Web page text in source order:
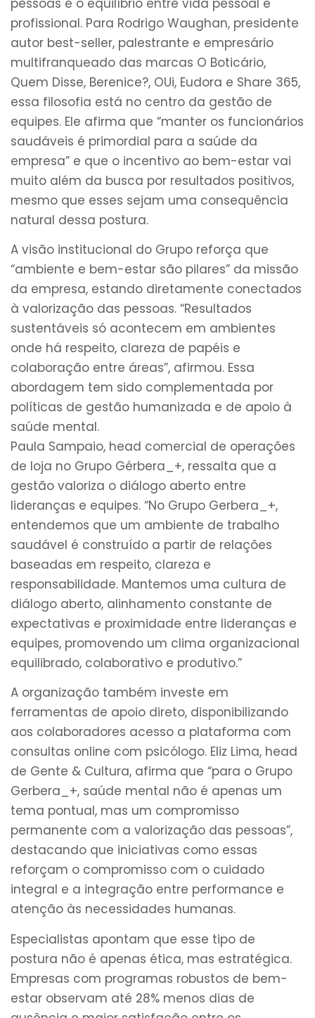
profissional. Para Rodrigo Waughan, presidente
autor best-seller, palestrante e empresário
multifranqueado das marcas O Boticário,
Quem Disse, Berenice?, OUi, Eudora e Share 365,
essa filosofia está no centro da gestão de
equipes. Ele afirma que “manter os funcionários
saudáveis é primordial para a saúde da
empresa” e que o incentivo ao bem-estar vai
muito além da busca por resultados positivos,
mesmo que esses sejam uma consequência
natural dessa postura.
A visão institucional do Grupo reforça que
“ambiente e bem-estar são pilares” da missão
da empresa, estando diretamente conectados
à valorização das pessoas. “Resultados
sustentáveis só acontecem em ambientes
onde há respeito, clareza de papéis e
colaboração entre áreas”, afirmou. Essa
abordagem tem sido complementada por
políticas de gestão humanizada e de apoio à
saúde mental.
Paula Sampaio, head comercial de operações
de loja no Grupo Gérbera_+, ressalta que a
gestão valoriza o diálogo aberto entre
lideranças e equipes. “No Grupo Gerbera_+,
entendemos que um ambiente de trabalho
saudável é construído a partir de relações
baseadas em respeito, clareza e
responsabilidade. Mantemos uma cultura de
diálogo aberto, alinhamento constante de
expectativas e proximidade entre lideranças e
equipes, promovendo um clima organizacional
equilibrado, colaborativo e produtivo.”
A organização também investe em
ferramentas de apoio direto, disponibilizando
aos colaboradores acesso a plataforma com
consultas online com psicólogo. Eliz Lima, head
de Gente & Cultura, afirma que “para o Grupo
Gerbera_+, saúde mental não é apenas um
tema pontual, mas um compromisso
permanente com a valorização das pessoas”,
destacando que iniciativas como essas
reforçam o compromisso com o cuidado
integral e a integração entre performance e
atenção às necessidades humanas.
Especialistas apontam que esse tipo de
postura não é apenas ética, mas estratégica.
Empresas com programas robustos de bem-
estar observam até 28% menos dias de